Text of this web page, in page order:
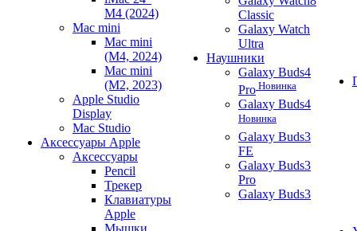
M4 (2024)
Mac mini
Mac mini
(M4, 2024)
Mac mini
(M2, 2023)
Apple Studio
Display
Mac Studio
Аксессуары Apple
Аксессуары
Pencil
Трекер
Клавиатуры
Apple
Мышки
Classic
Galaxy Watch
Ultra
Наушники
Galaxy Buds4
Pro Новинка
Galaxy Buds4
Новинка
Galaxy Buds3
FE
Galaxy Buds3
Pro
Galaxy Buds3